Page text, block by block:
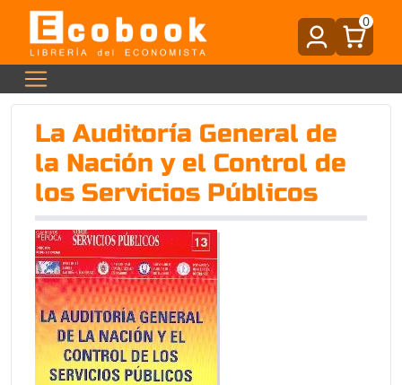
0
La Auditoría General de
la Nación y el Control de
los Servicios Públicos